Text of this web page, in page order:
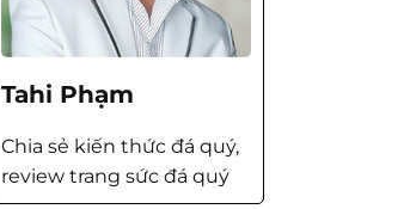
Tahi Phạm
Chia sẻ kiến thức đá quý,
review trang sức đá quý